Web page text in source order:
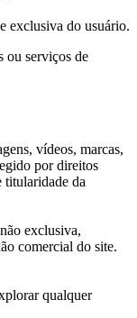
exclusiva do usuário.
ou serviços de
vídeos, marcas,
por direitos
titularidade da
exclusiva,
comercial do site.
qualquer